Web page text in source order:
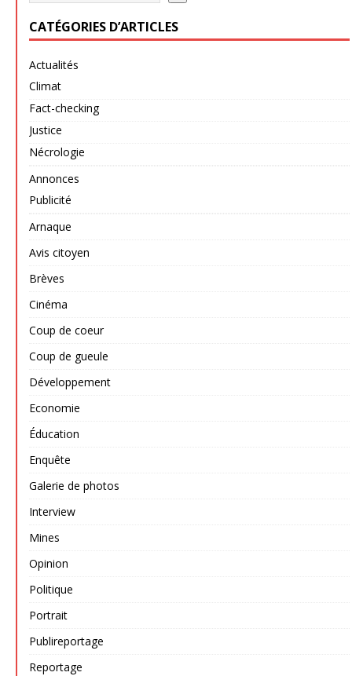
CATÉGORIES D’ARTICLES
Actualités
Climat
Fact-checking
Justice
Nécrologie
Annonces
Publicité
Arnaque
Avis citoyen
Brèves
Cinéma
Coup de coeur
Coup de gueule
Développement
Economie
Éducation
Enquête
Galerie de photos
Interview
Mines
Opinion
Politique
Portrait
Publireportage
Reportage